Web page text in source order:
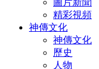
精彩視頻
神傳文化
神傳文化
歷史
人物